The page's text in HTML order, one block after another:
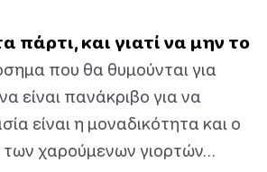
πάρτι, και γιατί να μην το
που θα θυμούνται για
είναι πανάκριβο για να
είναι η μοναδικότητα και ο
των χαρούμενων γιορτών…